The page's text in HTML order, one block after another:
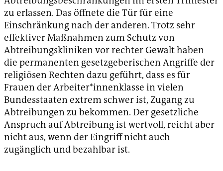
zu erlassen. Das öffnete die Tür für eine
Einschränkung nach der anderen. Trotz sehr
effektiver Maßnahmen zum Schutz von
Abtreibungskliniken vor rechter Gewalt haben
die permanenten gesetzgeberischen Angriffe der
religiösen Rechten dazu geführt, dass es für
Frauen der Arbeiter*innenklasse in vielen
Bundesstaaten extrem schwer ist, Zugang zu
Abtreibungen zu bekommen. Der gesetzliche
Anspruch auf Abtreibung ist wertvoll, reicht aber
nicht aus, wenn der Eingriff nicht auch
zugänglich und bezahlbar ist.